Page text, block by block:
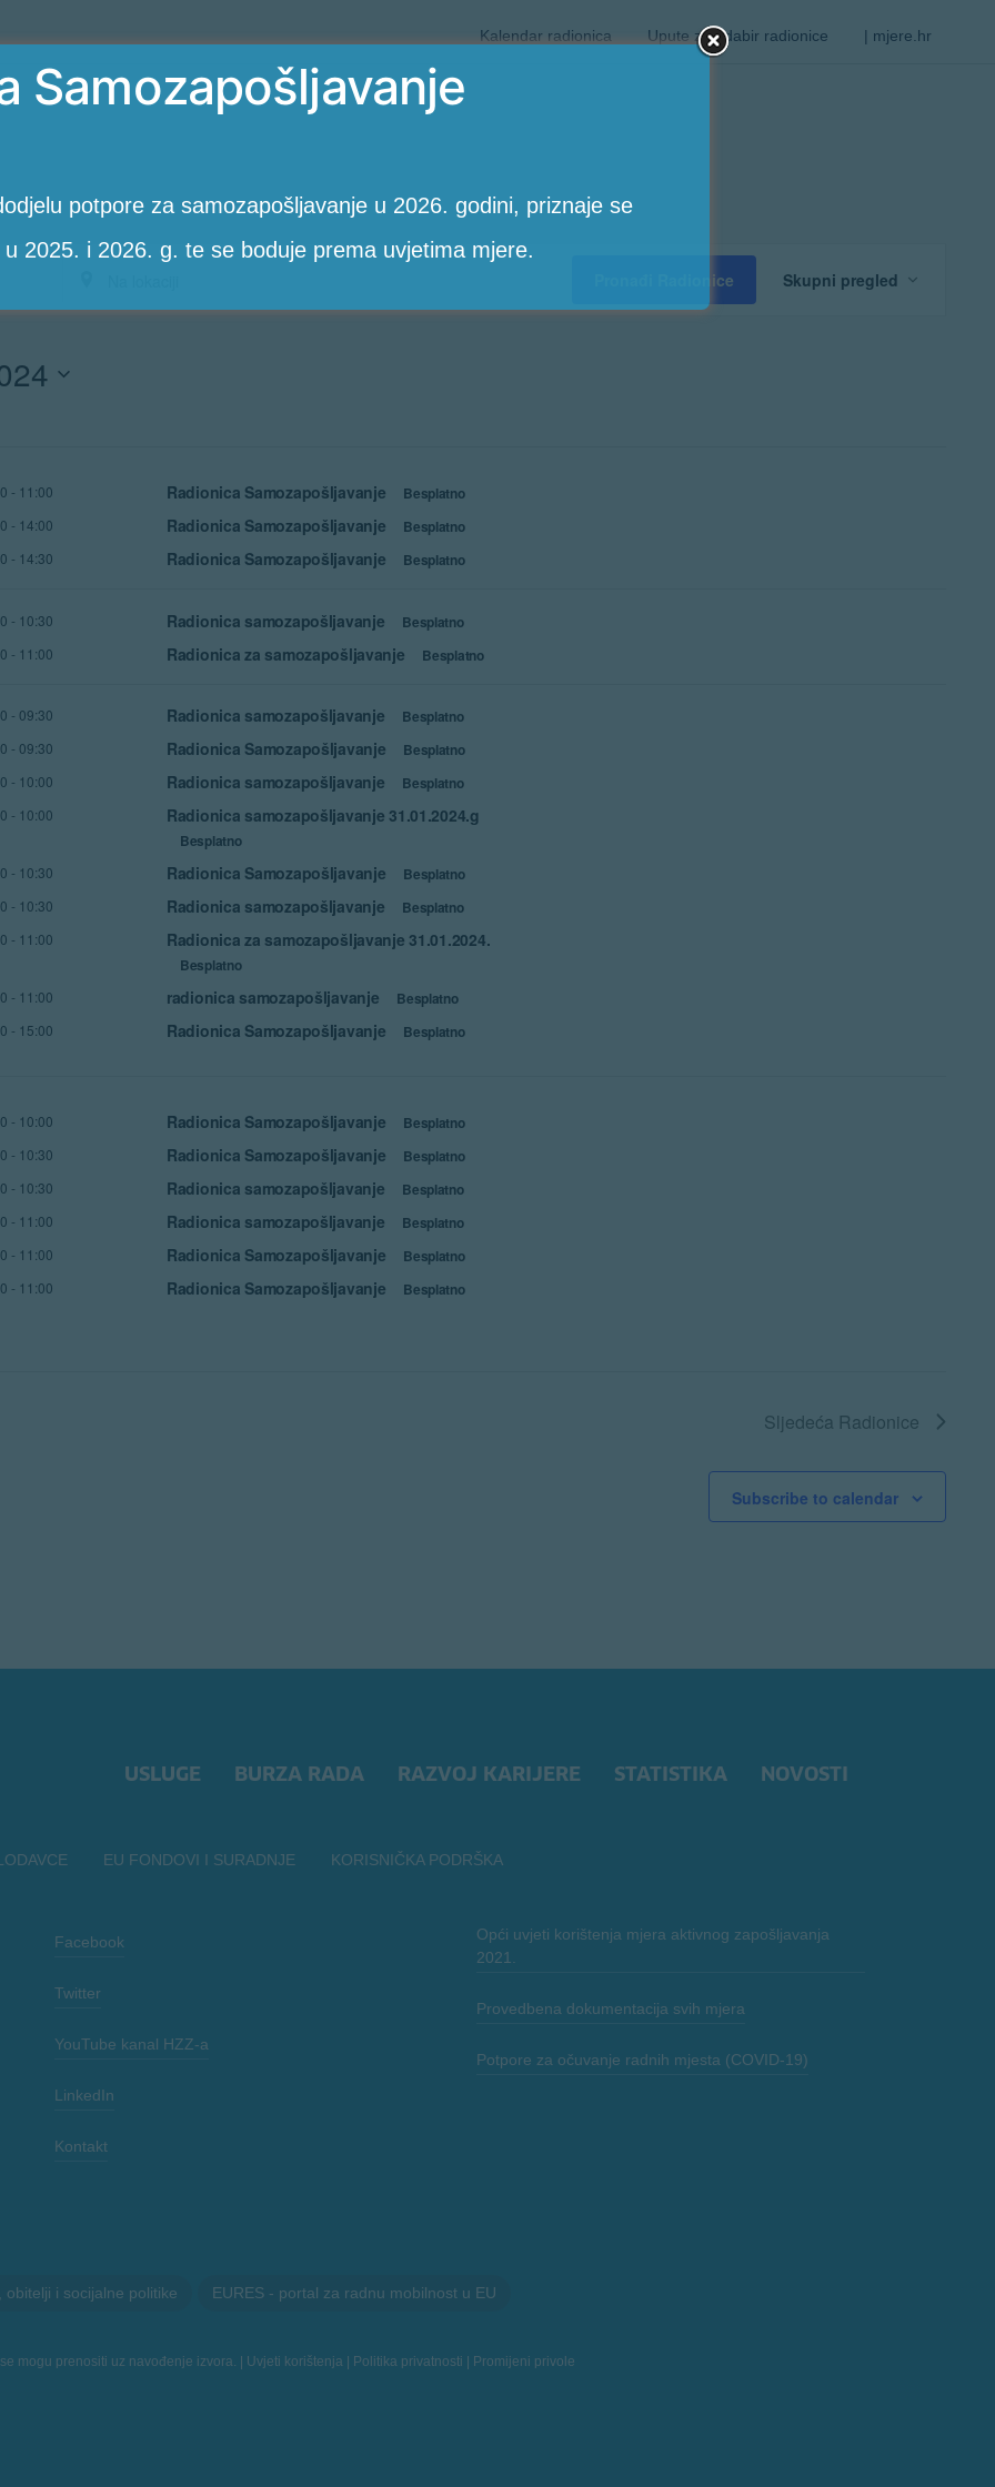
Kalendar radionica Upute za odabir radionice | mjere.hr
PotražiteRadionice
Pronađi Radionice Skupni pregled
- 11:00 Radionica Samozapošljavanje Besplatno
- 14:00 Radionica Samozapošljavanje Besplatno
- 14:30 Radionica Samozapošljavanje Besplatno
- 10:30 Radionica samozapošljavanje Besplatno
- 11:00 Radionica za samozapošljavanje Besplatno
- 09:30 Radionica samozapošljavanje Besplatno
- 09:30 Radionica Samozapošljavanje Besplatno
- 10:00 Radionica samozapošljavanje Besplatno
- 10:00 Radionica samozapošljavanje 31.01.2024.g
Besplatno
- 10:30 Radionica Samozapošljavanje Besplatno
- 10:30 Radionica samozapošljavanje Besplatno
- 11:00 Radionica za samozapošljavanje 31.01.2024.
Besplatno
- 11:00 radionica samozapošljavanje Besplatno
- 15:00 Radionica Samozapošljavanje Besplatno
- 10:00 Radionica Samozapošljavanje Besplatno
- 10:30 Radionica Samozapošljavanje Besplatno
- 10:30 Radionica samozapošljavanje Besplatno
- 11:00 Radionica samozapošljavanje Besplatno
- 11:00 Radionica Samozapošljavanje Besplatno
- 11:00 Radionica Samozapošljavanje Besplatno
Sljedeća Radionice
Subscribe to calendar
USLUGE BURZA RADA RAZVOJ KARIJERE STATISTIKA NOVOSTI
EU FONDOVI I SURADNJE KORISNIČKA PODRŠKA
Facebook
Twitter
YouTube kanal HZZ-a
LinkedIn
Kontakt
Opći uvjeti korištenja mjera aktivnog zapošljavanja
2021.
Provedbena dokumentacija svih mjera
Potpore za očuvanje radnih mjesta (COVID-19)
i socijalne politike EURES - portal za radnu mobilnost u EU
mogu prenositi uz navođenje izvora. | Uvjeti korištenja Politika privatnosti Promijeni privole
Samozapošljavanje
potpore za samozapošljavanje u 2026. godini, priznaje se
2025. i 2026. g. te se boduje prema uvjetima mjere.